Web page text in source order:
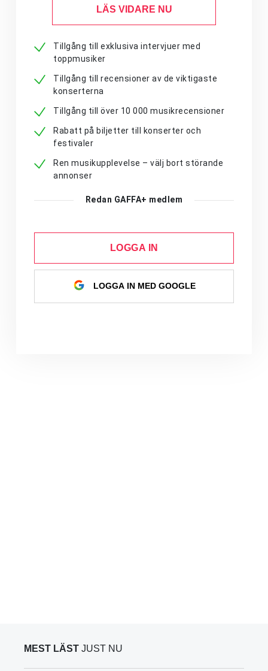
LÄS VIDARE NU
Tillgång till exklusiva intervjuer med
toppmusiker
Tillgång till recensioner av de viktigaste
konserterna
Tillgång till över 10 000 musikrecensioner
Rabatt på biljetter till konserter och
festivaler
Ren musikupplevelse – välj bort störande
annonser
Redan GAFFA+ medlem
LOGGA IN
LOGGA IN MED GOOGLE
MEST LÄST JUST NU